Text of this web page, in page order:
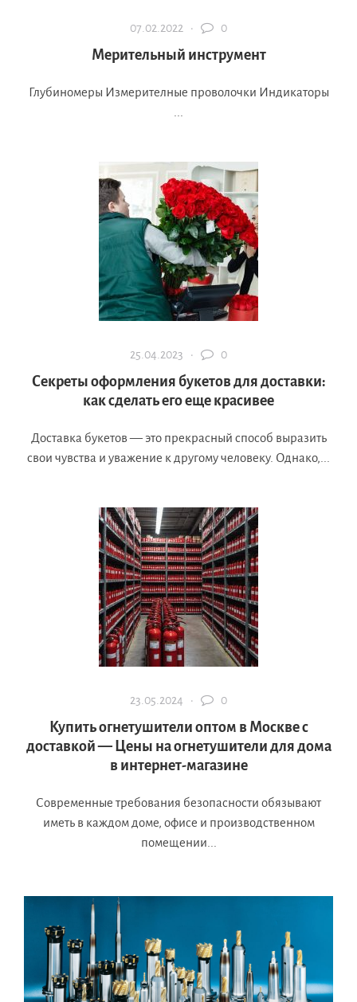
07.02.2022 · 0
Мерительный инструмент
Глубиномеры Измерителные проволочки Индикаторы
25.04.2023 · 0
Секреты оформления букетов для доставки:
как сделать его еще красивее
Доставка букетов — это прекрасный способ выразить
свои чувства и уважение к другому человеку. Однако,...
23.05.2024 · 0
Купить огнетушители оптом в Москве с
доставкой — Цены на огнетушители для дома
в интернет-магазине
Современные требования безопасности обязывают
иметь в каждом доме, офисе и производственном
помещении...